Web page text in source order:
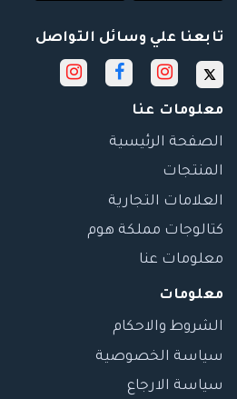
تابعنا علي وسائل التواصل
معلومات عنا
الصفحة الرئيسية
المنتجات
العلامات التجارية
كتالوجات مملكة هوم
معلومات عنا
معلومات
الشروط والاحكام
سياسة الخصوصية
سياسة الارجاع